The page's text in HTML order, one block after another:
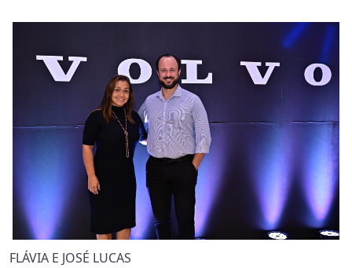
FLÁVIA E JOSÉ LUCAS